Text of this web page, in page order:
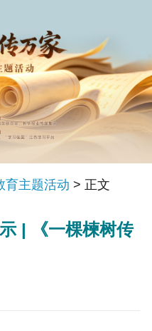
育主题活动 > 正文
| 《一棵楝树传